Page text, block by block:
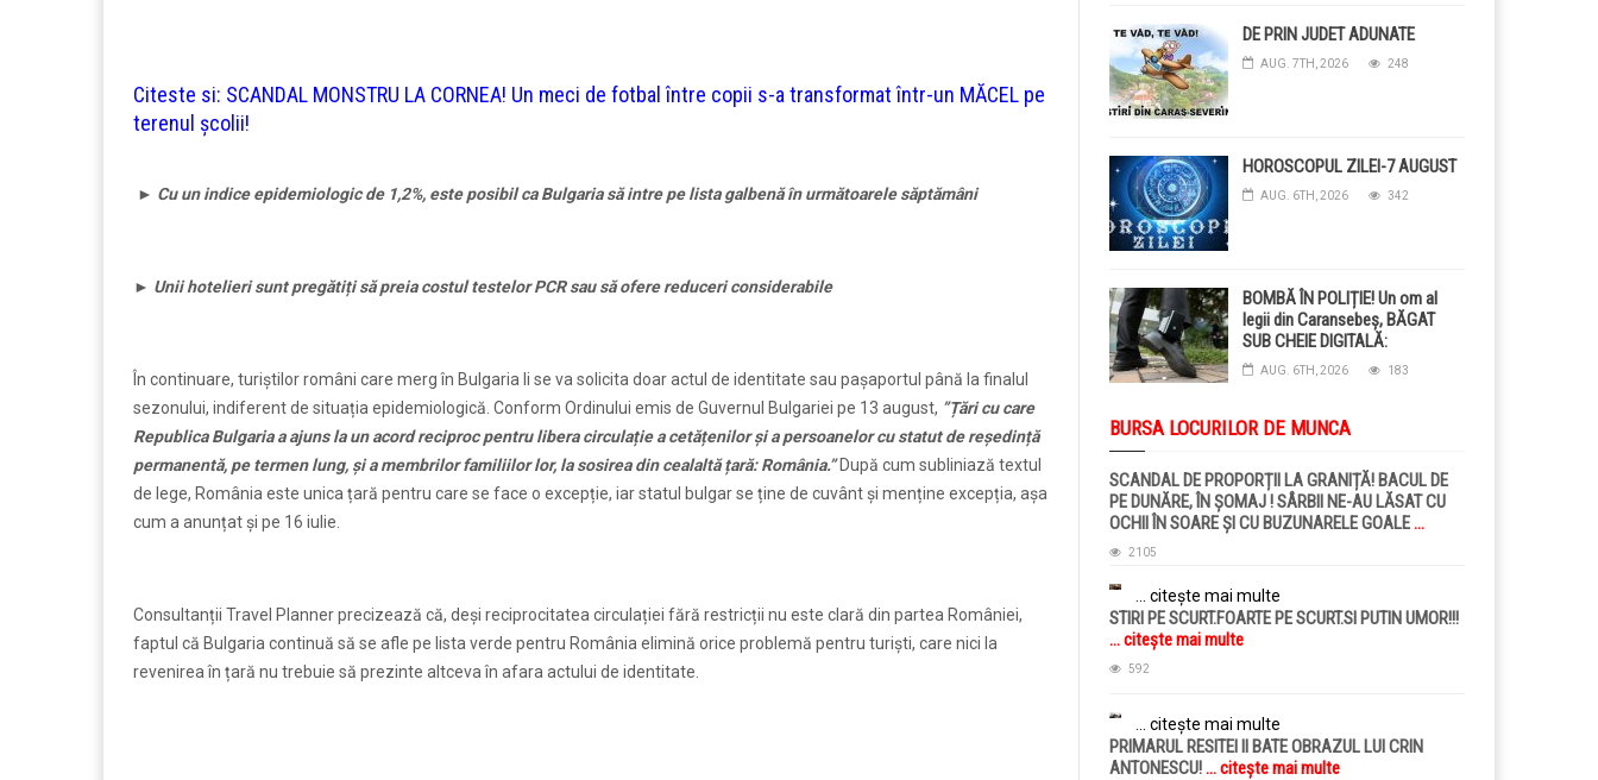
Citeste si: SCANDAL MONSTRU LA CORNEA! Un meci de fotbal între copii s-a transformat într-un MĂCEL pe
terenul școlii!
► Cu un indice epidemiologic de 1,2%, este posibil ca Bulgaria să intre pe lista galbenă în următoarele săptămâni
► Unii hotelieri sunt pregătiți să preia costul testelor PCR sau să ofere reduceri considerabile
În continuare, turiștilor români care merg în Bulgaria li se va solicita doar actul de identitate sau pașaportul până la finalul
sezonului, indiferent de situația epidemiologică. Conform Ordinului emis de Guvernul Bulgariei pe 13 august, ”Țări cu care
Republica Bulgaria a ajuns la un acord reciproc pentru libera circulație a cetățenilor și a persoanelor cu statut de reședință
permanentă, pe termen lung, și a membrilor familiilor lor, la sosirea din cealaltă țară: România.”După cum subliniază textul
de lege, România este unica țară pentru care se face o excepție, iar statul bulgar se ține de cuvânt și menține excepția, așa
cum a anunțat și pe 16 iulie.
Consultanții Travel Planner precizează că, deși reciprocitatea circulației fără restricții nu este clară din partea României,
faptul că Bulgaria continuă să se afle pe lista verde pentru România elimină orice problemă pentru turiști, care nici la
revenirea în țară nu trebuie să prezinte altceva în afara actului de identitate.
GRINDINĂ!
DE PRIN JUDET ADUNATE
AUG. 7TH, 2026 248
HOROSCOPUL ZILEI-7 AUGUST
AUG. 6TH, 2026 342
BOMBĂ ÎN POLIȚIE! Un om al
legii din Caransebeș, BĂGAT
SUB CHEIE DIGITALĂ:
Judecătorii i-au pus BRĂȚARĂ
ELECTRONICĂ la picior!
AUG. 6TH, 2026 183
BURSA LOCURILOR DE MUNCA
SCANDAL DE PROPORȚII LA GRANIȚĂ! BACUL DE
PE DUNĂRE, ÎN ȘOMAJ ! SÂRBII NE-AU LĂSAT CU
OCHII ÎN SOARE ȘI CU BUZUNARELE GOALE...
citește mai multe
2105
... citește mai multe
STIRI PE SCURT.FOARTE PE SCURT.SI PUTIN UMOR!!!
... citește mai multe
592
... citește mai multe
PRIMARUL RESITEI II BATE OBRAZUL LUI CRIN
ANTONESCU!... citește mai multe